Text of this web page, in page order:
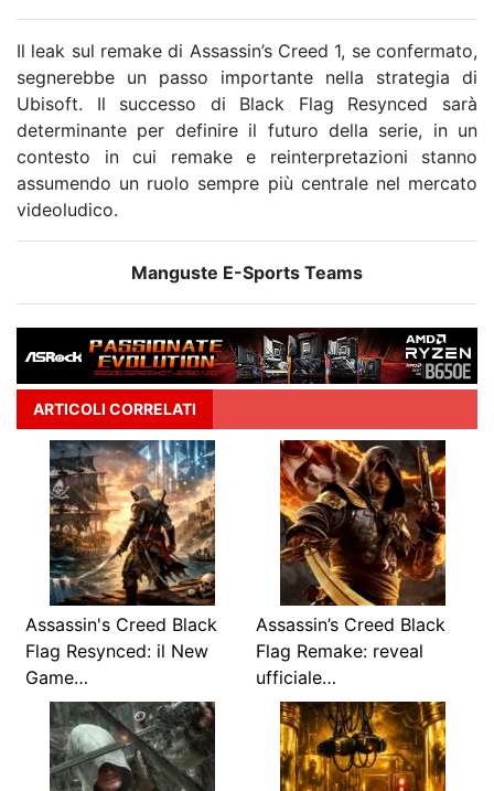
Il leak sul remake di Assassin’s Creed 1, se confermato,
segnerebbe un passo importante nella strategia di
Ubisoft. Il successo di Black Flag Resynced sarà
determinante per definire il futuro della serie, in un
contesto in cui remake e reinterpretazioni stanno
assumendo un ruolo sempre più centrale nel mercato
videoludico.
Manguste E-Sports Teams
ARTICOLI CORRELATI
Assassin's Creed Black
Flag Resynced: il New
Game…
Assassin’s Creed Black
Flag Remake: reveal
ufficiale…